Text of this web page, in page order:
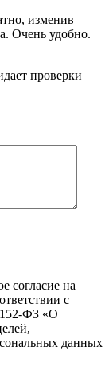
изменив
Очень удобно.
проверки
согласие на
с
ФЗ «О
данных